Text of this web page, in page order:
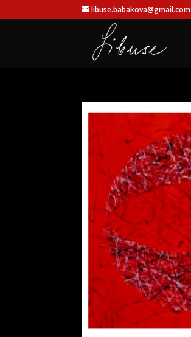
libuse.babakova@gmail.com